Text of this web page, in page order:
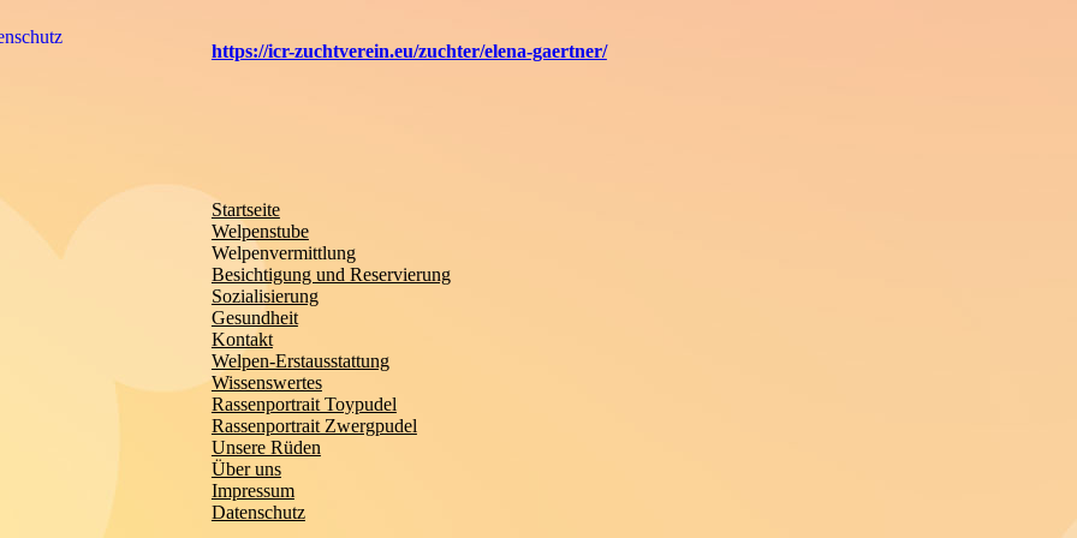
https://icr-zuchtverein.eu/zuchter/elena-gaertner/
Startseite
Welpenstube
Welpenvermittlung
Besichtigung und Reservierung
Sozialisierung
Gesundheit
Kontakt
Welpen-Erstausstattung
Wissenswertes
Rassenportrait Toypudel
Rassenportrait Zwergpudel
Unsere Rüden
Über uns
Impressum
Datenschutz